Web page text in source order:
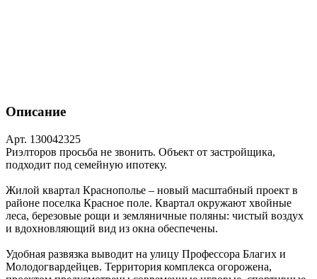
Описание
Арт. 130042325
Риэлторов просьба не звонить. Объект от застройщика,
подходит под семейную ипотеку.
Жилой квартал Краснополье ‒ новый масштабный проект в
районе поселка Красное поле. Квартал окружают хвойные
леса, березовые рощи и земляничные поляны: чистый воздух
и вдохновляющий вид из окна обеспечены.
Удобная развязка выводит на улицу Профессора Благих и
Молодогвардейцев. Территория комплекса огорожена,